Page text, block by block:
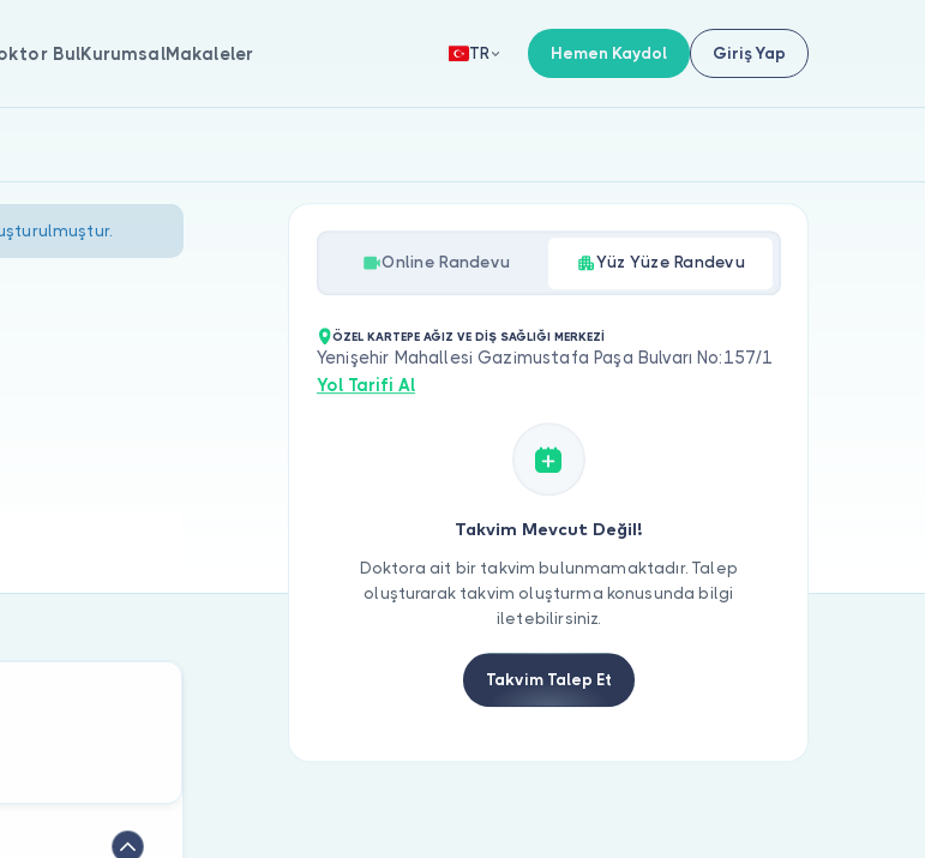
BulKurumsalMakaleler TR Hemen Kaydol Giriş Yap
Online Randevu Yüz Yüze Randevu
ÖZEL KARTEPE AĞIZ VE DİŞ SAĞLIĞI MERKEZİ
Yenişehir Mahallesi Gazimustafa Paşa Bulvarı No:157/1
Yol Tarifi Al
Takvim Mevcut Değil!
Doktora ait bir takvim bulunmamaktadır. Talep
oluşturarak takvim oluşturma konusunda bilgi
iletebilirsiniz.
Takvim Talep Et